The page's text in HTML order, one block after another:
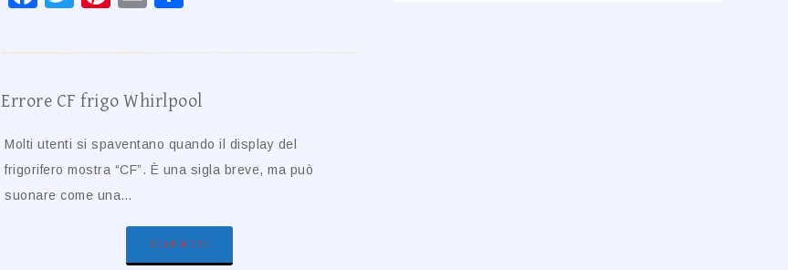
Errore CF frigo Whirlpool​​
Molti utenti si spaventano quando il display del
frigorifero mostra “CF”. È una sigla breve, ma può
suonare come una…
READ MORE